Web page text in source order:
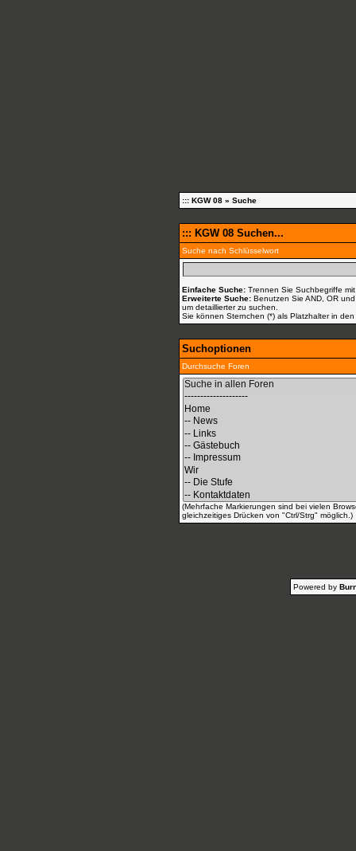
::: KGW 08 » Suche
::: KGW 08 Suchen...
Suche nach Schlüsselwort
Einfache Suche: Trennen Sie Suchbegriffe
Erweiterte Suche: Benutzen Sie AND, OR
um detaillierter zu suchen.
Sie können Sternchen (*) als Platzhalter in
Suchoptionen
Durchsuche Foren
(Mehrfache Markierungen sind bei vielen
gleichzeitiges Drücken von "Ctrl/Strg" möglich.)
Powered by